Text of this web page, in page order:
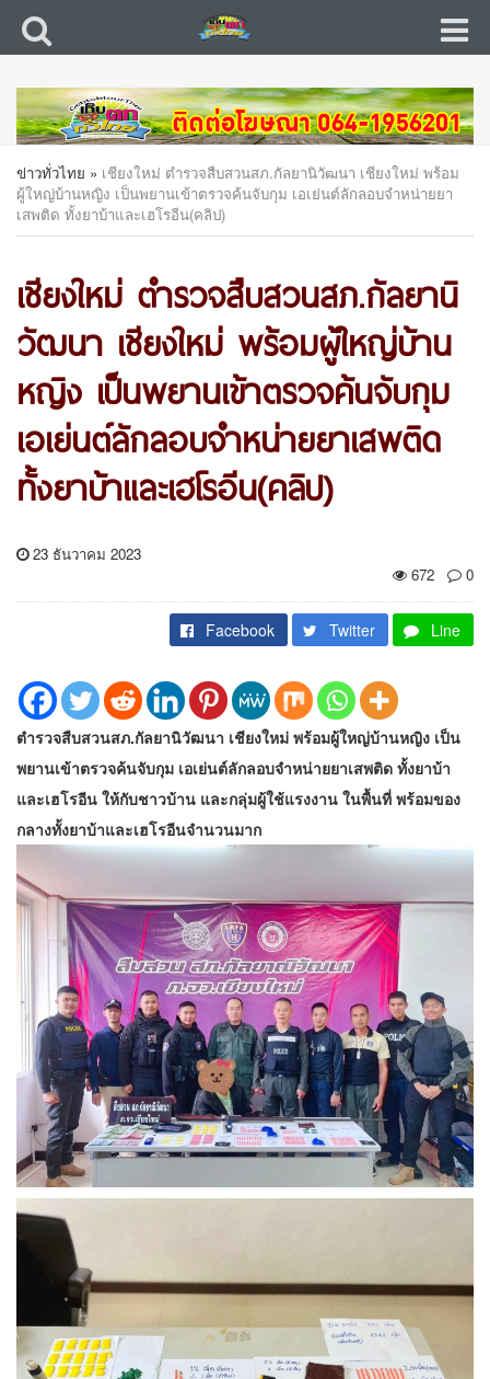
ข่าวทั่วไทย » เชียงใหม่ ตำรวจสืบสวนสภ.กัลยานิวัฒนา เชียงใหม่ พร้อม
ผู้ใหญ่บ้านหญิง เป็นพยานเข้าตรวจค้นจับกุม เอเย่นต์ลักลอบจำหน่ายยา
เสพติด ทั้งยาบ้าและเฮโรอีน(คลิป)
เชียงใหม่ ตำรวจสืบสวนสภ.กัลยานิ
วัฒนา เชียงใหม่ พร้อมผู้ใหญ่บ้าน
หญิง เป็นพยานเข้าตรวจค้นจับกุม
เอเย่นต์ลักลอบจำหน่ายยาเสพติด
ทั้งยาบ้าและเฮโรอีน(คลิป)
23 ธันวาคม 2023
672
0
Facebook Twitter Line
ตำรวจสืบสวนสภ.กัลยานิวัฒนา เชียงใหม่ พร้อมผู้ใหญ่บ้านหญิง เป็น
พยานเข้าตรวจค้นจับกุม เอเย่นต์ลักลอบจำหน่ายยาเสพติด ทั้งยาบ้า
และเฮโรอีน ให้กับชาวบ้าน และกลุ่มผู้ใช้แรงงาน ในพื้นที่ พร้อมของ
กลางทั้งยาบ้าและเฮโรอีนจำนวนมาก